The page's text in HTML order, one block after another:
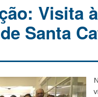
Visita
Santa